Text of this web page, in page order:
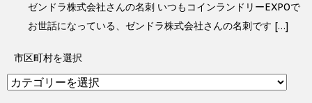
ゼンドラ株式会社さんの名刺 いつもコインランドリーEXPOで
お世話になっている、ゼンドラ株式会社さんの名刺です […]
市区町村を選択
市